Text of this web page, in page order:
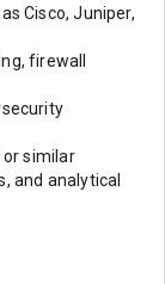
Cisco, Juniper,
firewall
or similar
and analytical